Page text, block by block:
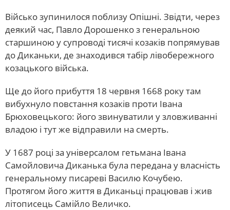
Військо зупинилося поблизу Опішні. Звідти, через
деякий час, Павло Дорошенко з генеральною
старшиною у супроводі тисячі козаків попрямував
до Диканьки, де знаходився табір лівобережного
козацького війська.
Ще до його прибуття 18 червня 1668 року там
вибухнуло повстання козаків проти Івана
Брюховецького: його звинуватили у зловживанні
владою і тут же відправили на смерть.
У 1687 році за універсалом гетьмана Івана
Самойловича Диканька була передана у власність
генеральному писареві Василю Кочубею.
Протягом його життя в Диканьці працював і жив
літописець Самійло Величко.